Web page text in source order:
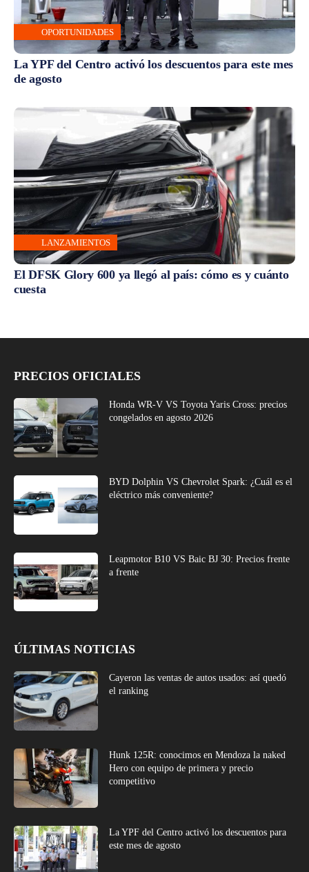
OPORTUNIDADES
La YPF del Centro activó los descuentos para este mes
de agosto
LANZAMIENTOS
El DFSK Glory 600 ya llegó al país: cómo es y cuánto
cuesta
PRECIOS OFICIALES
Honda WR-V VS Toyota Yaris Cross: precios
congelados en agosto 2026
BYD Dolphin VS Chevrolet Spark: ¿Cuál es el
eléctrico más conveniente?
Leapmotor B10 VS Baic BJ 30: Precios frente
a frente
ÚLTIMAS NOTICIAS
Cayeron las ventas de autos usados: así quedó
el ranking
Hunk 125R: conocimos en Mendoza la naked
Hero con equipo de primera y precio
competitivo
La YPF del Centro activó los descuentos para
este mes de agosto